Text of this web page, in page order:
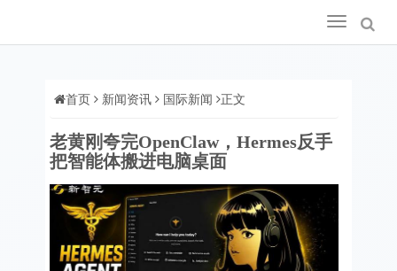
Toggle
navigation
首页 新闻资讯 国际新闻 正文
老黄刚夸完OpenClaw，Hermes反手
把智能体搬进电脑桌面